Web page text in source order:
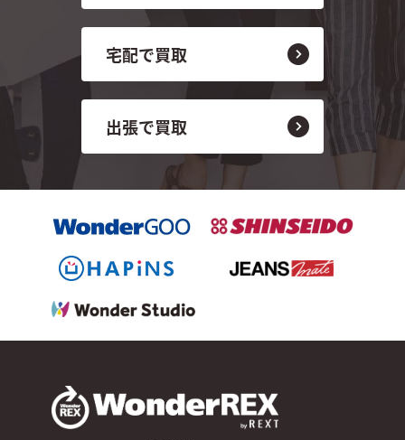
宅配で買取
出張で買取